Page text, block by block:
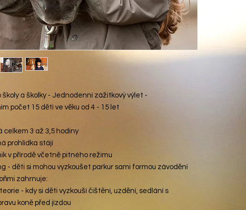
školy a školky - Jednodenní zážitkový výlet -
počet 15 dětí ve věku od 4 - 15 let
celkem 3 až 3,5 hodiny
prohlídka stájí
v přírodě včetně pitného režimu
- děti si mohou vyzkoušet parkur sami formou závodění
zahrnuje:
- kdy si děti vyzkouší čištění, uzdění, sedlání s
koně před jízdou